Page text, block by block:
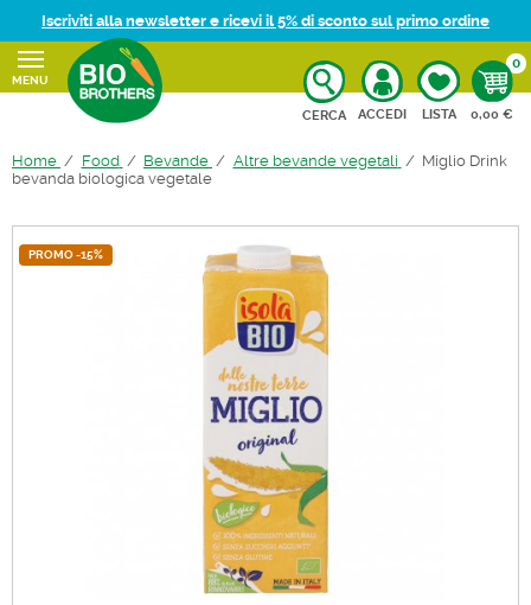
Iscriviti alla newsletter e ricevi il 5% di sconto sul primo ordine
MENU
CERCA ACCEDI LISTA
0
0,00 €
Home Food Bevande Altre bevande vegetali
Miglio Drink
bevanda biologica vegetale
PROMO -15%